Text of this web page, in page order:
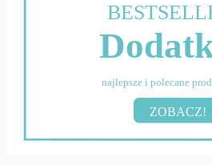
najlepsze i polecane
ZOBACZ!